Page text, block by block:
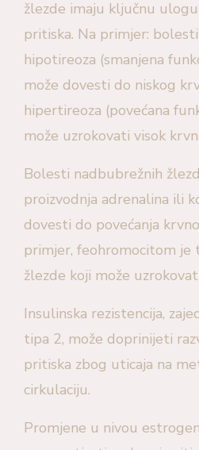
žlezde imaju ključnu
pritiska. Na primjer:
hipotireoza (smanjena
može dovesti do niskog
hipertireoza (povećana
može uzrokovati visok
Bolesti nadbubrežnih
proizvodnja adrenalina ili
dovesti do povećanja
primjer, feohromocitom je
žlezde koji može
Insulinska rezistencija,
tipa 2, može doprinijeti
pritiska zbog uticaja na
cirkulaciju.
Promjene u nivou